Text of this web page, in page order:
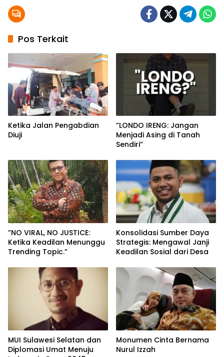
Pos Terkait
Ketika Jalan Pengabdian
Diuji
”LONDO IRENG: Jangan
Menjadi Asing di Tanah
Sendiri”
”NO VIRAL, NO JUSTICE:
Ketika Keadilan Menunggu
Trending Topic.”
Konsolidasi Sumber Daya
Strategis: Mengawal Janji
Keadilan Sosial dari Desa
MUI Sulawesi Selatan dan
Diplomasi Umat Menuju
Monumen Cinta Bernama
Nurul Izzah